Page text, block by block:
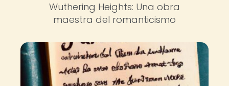
Wuthering Heights: Una obra
maestra del romanticismo